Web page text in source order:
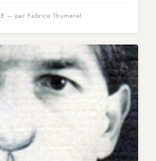
— par Fabrice Thumerel